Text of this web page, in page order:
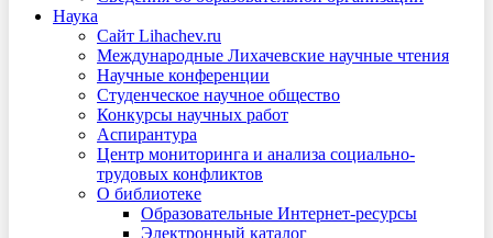
Наука
Сайт Lihachev.ru
Международные Лихачевские научные чтения
Научные конференции
Студенческое научное общество
Конкурсы научных работ
Аспирантура
Центр мониторинга и анализа социально-
трудовых конфликтов
О библиотеке
Образовательные Интернет-ресурсы
Электронный каталог